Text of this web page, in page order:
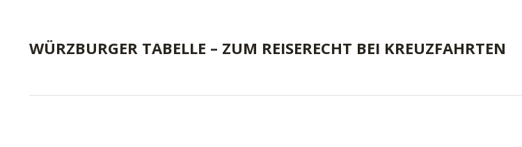
WÜRZBURGER TABELLE – ZUM REISERECHT BEI KREUZFAHRTEN